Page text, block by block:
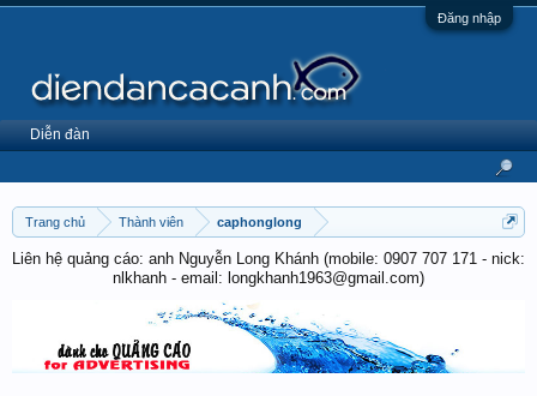
Đăng nhập
Trang chủ Thành viên caphonglong
Liên hệ quảng cáo: anh Nguyễn Long Khánh (mobile: 0907 707 171 - nick:
nlkhanh - email: longkhanh1963@gmail.com)
Diễn đàn